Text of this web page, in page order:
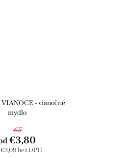
VIANOCE - vianočné
mydlo
€5
bez DPH
€3,80